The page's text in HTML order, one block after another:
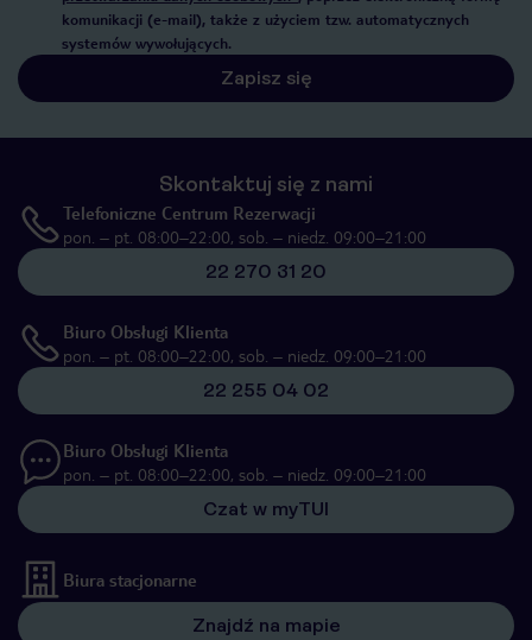
komunikacji (e-mail), także z użyciem tzw. automatycznych
systemów wywołujących.
Zapisz się
Skontaktuj się z nami
Telefoniczne Centrum Rezerwacji
pon. – pt. 08:00–22:00, sob. – niedz. 09:00–21:00
22 270 31 20
Biuro Obsługi Klienta
pon. – pt. 08:00–22:00, sob. – niedz. 09:00–21:00
22 255 04 02
Biuro Obsługi Klienta
pon. – pt. 08:00–22:00, sob. – niedz. 09:00–21:00
Czat w myTUI
Biura stacjonarne
Znajdź na mapie